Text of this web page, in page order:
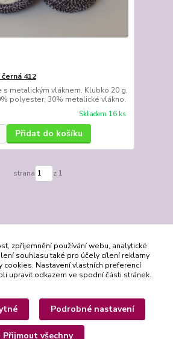
412
s metalickým vláknem. Klubko 20 g,
polyester, 30% metalické vlákno.
Skladem 16 ks
Přidat do košíku
strana z 1
zpříjemnění používání webu, analytické
souhlasu také pro účely cílení reklamy
cookies. Nastavení vlastních preferencí
upravit odkazem ve spodní části stránek.
Podrobné nastavení
Přijmout všechny